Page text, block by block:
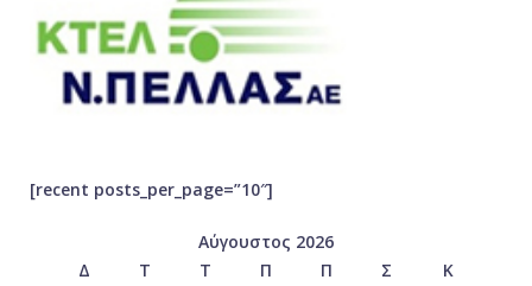
[recent posts_per_page=”10″]
Αύγουστος 2026
Δ
Τ Τ Π Π Σ
Κ